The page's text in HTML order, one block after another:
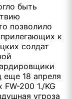
быть
позволило
к
солдат
еще 18 апреля
200 1./KG
угроза